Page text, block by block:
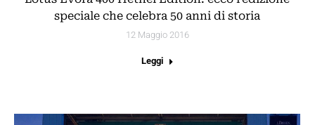
speciale che celebra 50 anni di storia
12 Maggio 2016
Leggi